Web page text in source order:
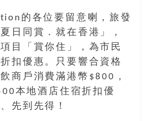
的各位要留意喇，旅發
日同賞．就在香港」，
目「賞你住」，為市民
扣優惠。只要響合資格
商戶消費滿港幣$800，
本地酒店住宿折扣優
先到先得！